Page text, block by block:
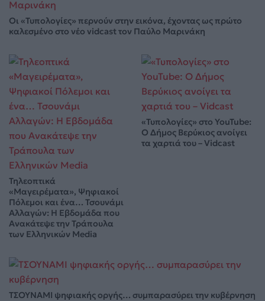
Οι «Τυπολογίες» περνούν στην εικόνα, έχοντας ως πρώτο
καλεσμένο στο νέο vidcast τον Παύλο Μαρινάκη
Τηλεοπτικά
«Μαγειρέματα», Ψηφιακοί
Πόλεμοι και ένα… Τσουνάμι
Αλλαγών: Η Εβδομάδα που
Ανακάτεψε την Τράπουλα
των Ελληνικών Media
«Τυπολογίες» στο YouTube:
Ο Δήμος Βερύκιος ανοίγει
τα χαρτιά του – Vidcast
ΤΣΟΥΝΑΜΙ ψηφιακής οργής… συμπαρασύρει την κυβέρνηση